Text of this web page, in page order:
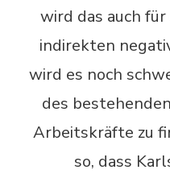
wird das auch
indirekten
wird es noch
des
Arbeitskräfte zu
so, dass